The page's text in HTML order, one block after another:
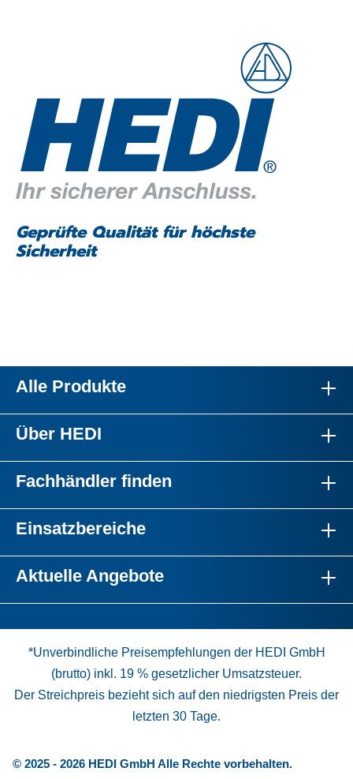
Geprüfte Qualität für höchste
Sicherheit
Alle Produkte
Über HEDI
Fachhändler finden
Einsatzbereiche
Aktuelle Angebote
*Unverbindliche Preisempfehlungen der HEDI GmbH
(brutto) inkl. 19 % gesetzlicher Umsatzsteuer.
Der Streichpreis bezieht sich auf den niedrigsten Preis der
letzten 30 Tage.
© 2025 - 2026 HEDI GmbH Alle Rechte vorbehalten.